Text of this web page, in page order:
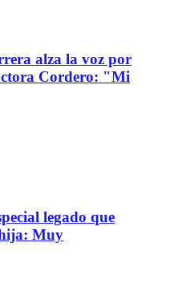
alza la voz por
Cordero: "Mi
legado que
Muy